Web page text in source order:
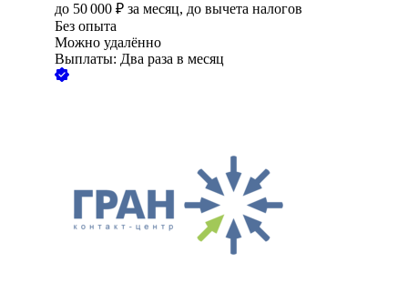
до 50 000 ₽ за месяц, до вычета налогов
Без опыта
Можно удалённо
Выплаты: Два раза в месяц